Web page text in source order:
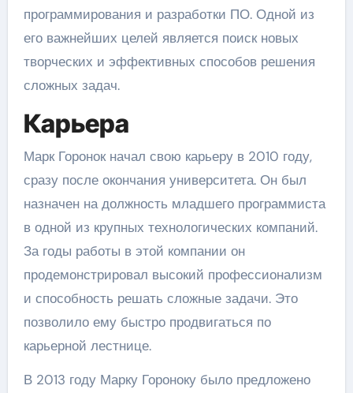
программирования и разработки ПО. Одной из
его важнейших целей является поиск новых
творческих и эффективных способов решения
сложных задач.
Карьера
Марк Горонок начал свою карьеру в 2010 году,
сразу после окончания университета. Он был
назначен на должность младшего программиста
в одной из крупных технологических компаний.
За годы работы в этой компании он
продемонстрировал высокий профессионализм
и способность решать сложные задачи. Это
позволило ему быстро продвигаться по
карьерной лестнице.
В 2013 году Марку Гороноку было предложено